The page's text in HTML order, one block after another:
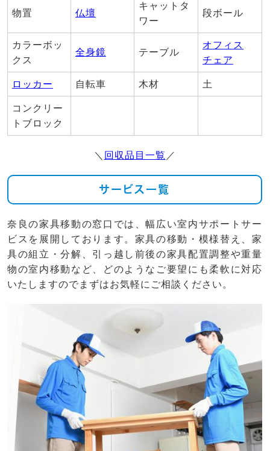
物置 仏壇
キャットタ
ワー
段ボール
カラーボッ
クス
全身鏡 テーブル
オフィス
チェア
ロッカー 自転車 木材 土
コンクリー
トブロック
＼ 回収品目一覧 ／
サービス一覧
奈良の家具移動の窓口では、幅広い室内サポートサー
ビスを展開しております。家具の移動・模様替え、家
具の組立・分解、引っ越し前後の家具配置調整や重量
物の室内移動など、どのようなご要望にも柔軟に対応
いたしますのでまずはお気軽にご相談ください。